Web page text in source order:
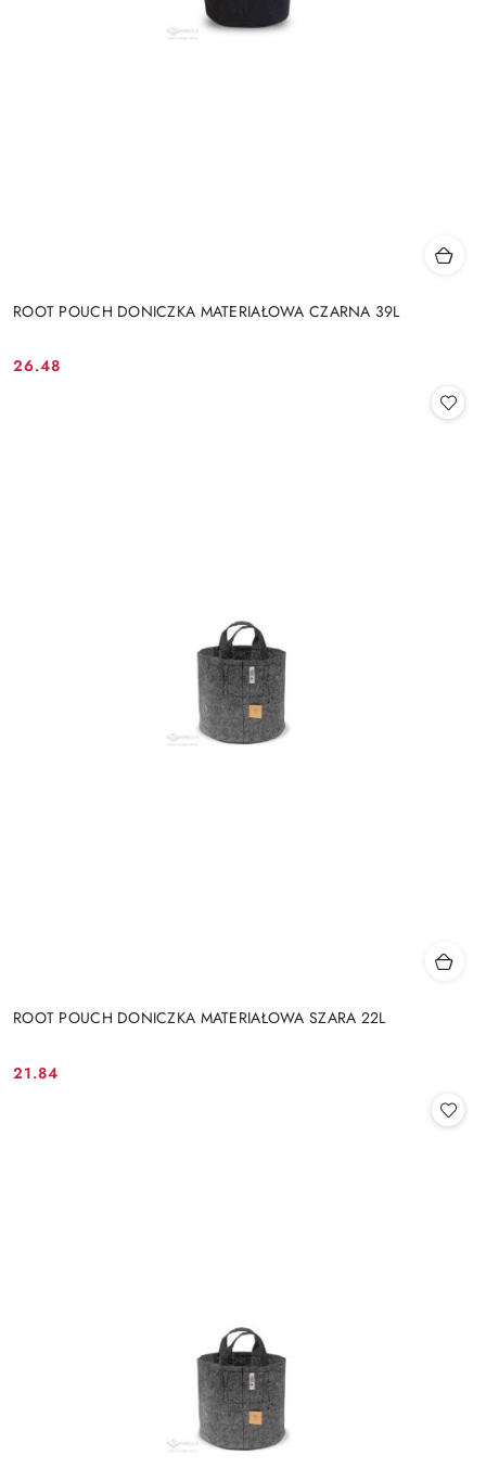
ROOT POUCH DONICZKA MATERIAŁOWA CZARNA 39L
Cena:
26.48
ROOT POUCH DONICZKA MATERIAŁOWA SZARA 22L
Cena:
21.84